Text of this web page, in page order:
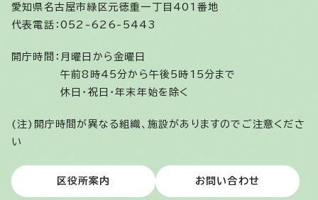
愛知県名古屋市緑区元徳重一丁目401番地
代表電話：052-626-5443
開庁時間： 月曜日から金曜日
午前8時45分から午後5時15分まで
休日・祝日・年末年始を除く
(注)開庁時間が異なる組織、施設がありますのでご注意くださ
い
区役所案内 お問い合わせ